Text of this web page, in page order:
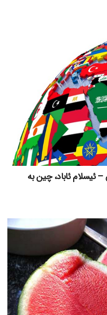
ئیسلام ئاباد، چین بە